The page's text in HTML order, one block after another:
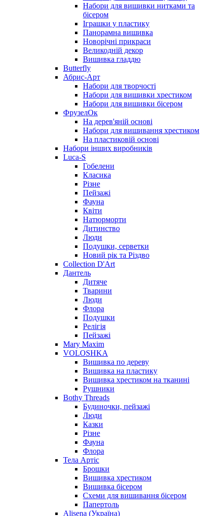
Набори для вишивки нитками та
бісером
Іграшки у пластику
Панорамна вишивка
Новорічні прикраси
Великодній декор
Вишивка гладдю
Butterfly
Абрис-Арт
Набори для творчості
Набори для вишивки хрестиком
Набори для вишивки бісером
ФрузелОк
На дерев'яній основі
Набори для вишивання хрестиком
На пластиковій основі
Набори інших виробників
Luca-S
Гобелени
Класика
Різне
Пейзажі
Фауна
Квіти
Натюрморти
Дитинство
Люди
Подушки, серветки
Новий рік та Різдво
Collection D'Art
Дантель
Дитяче
Тварини
Люди
Флора
Подушки
Релігія
Пейзажі
Mary Maxim
VOLOSHKA
Вишивка по дереву
Вишивка на пластику
Вишивка хрестиком на тканині
Рушники
Bothy Threads
Будиночки, пейзажі
Люди
Казки
Різне
Фауна
Флора
Тела Артіс
Брошки
Вишивка хрестиком
Вишивка бісером
Схеми для вишивання бісером
Папертоль
Alisena (Україна)